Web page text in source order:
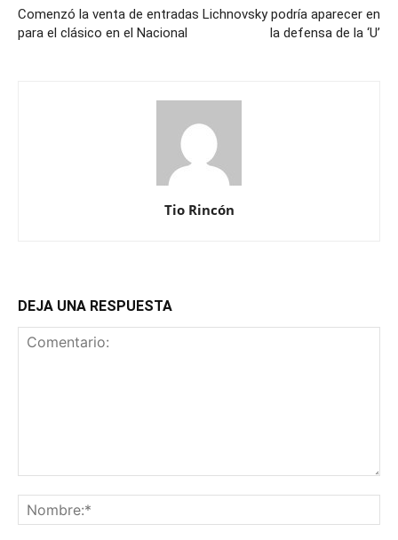
Comenzó la venta de entradas
para el clásico en el Nacional
Lichnovsky podría aparecer en
la defensa de la ‘U’
Tio Rincón
DEJA UNA RESPUESTA